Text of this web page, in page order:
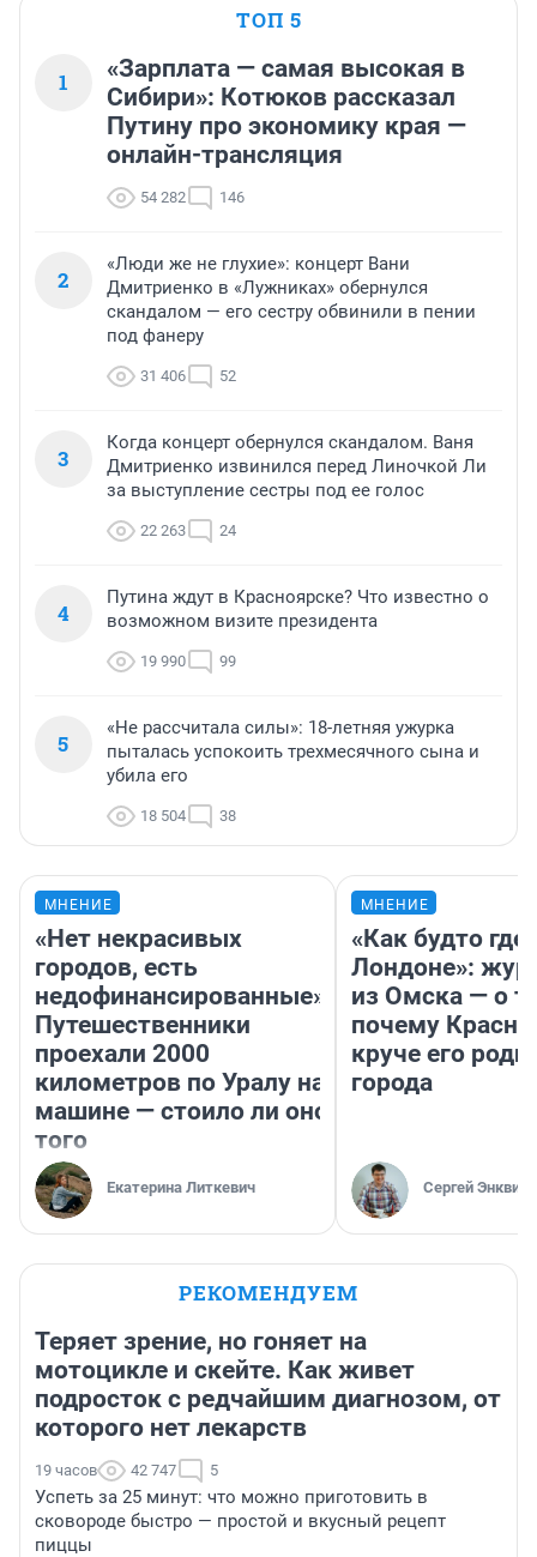
ТОП 5
1
«Зарплата — самая высокая в
Сибири»: Котюков рассказал
Путину про экономику края —
онлайн-трансляция
54 282 146
2
«Люди же не глухие»: концерт Вани
Дмитриенко в «Лужниках» обернулся
скандалом — его сестру обвинили в пении
под фанеру
31 406 52
3
Когда концерт обернулся скандалом. Ваня
Дмитриенко извинился перед Линочкой Ли
за выступление сестры под ее голос
22 263 24
4
Путина ждут в Красноярске? Что известно о
возможном визите президента
19 990 99
5
«Не рассчитала силы»: 18-летняя ужурка
пыталась успокоить трехмесячного сына и
убила его
18 504 38
МНЕНИЕ
«Нет некрасивых
городов, есть
недофинансированные».
Путешественники
проехали 2000
километров по Уралу на
машине — стоило ли оно
того
Екатерина Литкевич
МНЕНИЕ
«Как будто
Лондоне»:
из Омска — о
почему
круче его
города
Сергей Энквист
РЕКОМЕНДУЕМ
Теряет зрение, но гоняет на
мотоцикле и скейте. Как живет
подросток с редчайшим диагнозом, от
которого нет лекарств
19 часов 42 747 5
Успеть за 25 минут: что можно приготовить в
сковороде быстро — простой и вкусный рецепт
пиццы